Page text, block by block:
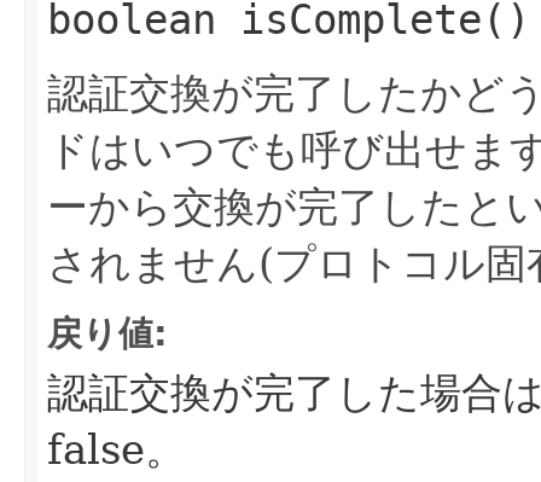
boolean isComplete()
認証交換が完了したかど
ドはいつでも呼び出せま
ーから交換が完了したと
されません(プロトコル固
戻り値:
認証交換が完了した場合
false。